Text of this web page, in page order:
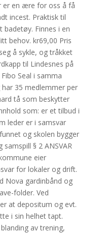
er en ære for oss å få
incest. Praktisk til
badetøy. Finnes i en
behov. kr69,00 Pris
å sykle, og tråkket
til Lindesnes på
Seal i samma
35 medlemmer per
tå som beskytter
som: er et tilbud i
leder er i samsvar
og skolen bygger
§ 2 ANSVAR
eier
for lokaler og drift.
Nova gardinbånd og
folder. Ved
at depositum og evt.
i sin helhet tapt.
av trening,